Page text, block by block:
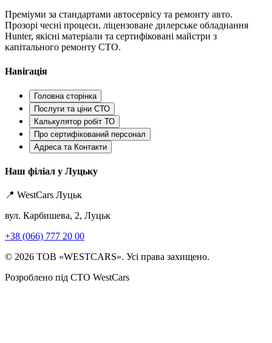
Преміуми за стандартами автосервісу та ремонту авто.
Прозорі чесні процеси, ліцензоване дилерське обладнання
Hunter, якісні матеріали та сертифіковані майстри з
капітального ремонту СТО.
Навігація
Головна сторінка
Послуги та ціни СТО
Калькулятор робіт ТО
Про сертифікований персонал
Адреса та Контакти
Наш філіал у Луцьку
📍 WestCars Луцьк
вул. Карбишева, 2, Луцьк
+38 (066) 777 20 00
© 2026 ТОВ «WESTCARS». Усі права захищено.
Розроблено під СТО WestCars